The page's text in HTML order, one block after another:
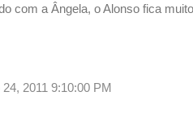
com a Ângela, o Alonso fica
2011 9:10:00 PM